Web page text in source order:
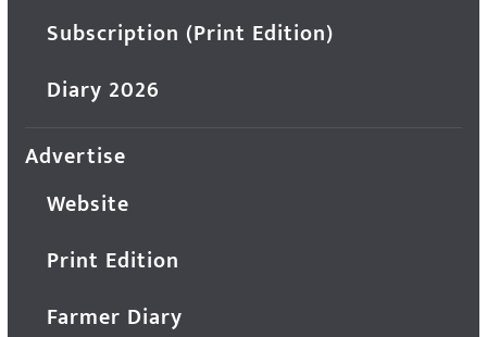
Subscription (Print Edition)
Diary 2026
Advertise
Website
Print Edition
Farmer Diary